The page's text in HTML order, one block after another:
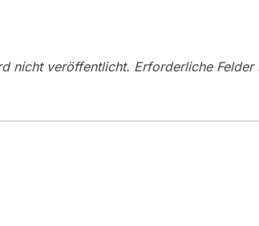
nicht veröffentlicht. Erforderliche Felder